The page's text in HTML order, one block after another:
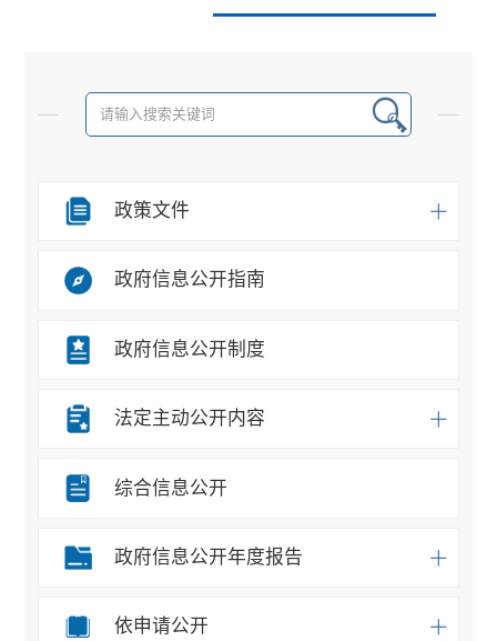
政策文件
政府信息公开指南
政府信息公开制度
法定主动公开内容
综合信息公开
政府信息公开年度报告
依申请公开